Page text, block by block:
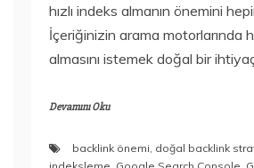
hızlı indeks almanın önemini
İçeriğinizin arama motorlarında
almasını istemek doğal bir
Devamını Oku
backlink önemi, doğal backlink